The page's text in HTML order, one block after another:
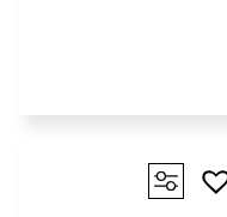
wariantów.
można
wybrać
na